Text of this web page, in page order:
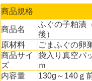
商品規格
商品名
ふぐの子粕漬
後）
原材料
ごまふぐの卵
商品サイ
ズ
袋入り真空パ
ｍ
内容量
130g～140ｇ